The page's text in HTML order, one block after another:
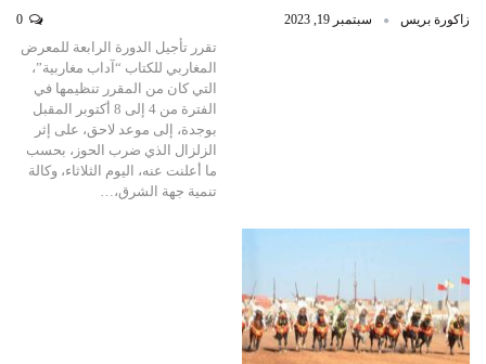
زاكورة بريس سبتمبر 19, 2023
تقرر تأجيل الدورة الرابعة للمعرض
المغاربي للكتاب “آداب مغاربية”،
التي كان من المقرر تنظيمها في
الفترة من 4 إلى 8 أكتوبر المقبل
بوجدة، إلى موعد لاحق، على إثر
الزلزال الذي ضرب الحوز، بحسب
ما أعلنت عنه، اليوم الثلاثاء، وكالة
تنمية جهة الشرق،…